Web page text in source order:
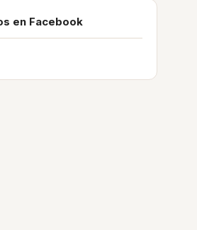
en Facebook